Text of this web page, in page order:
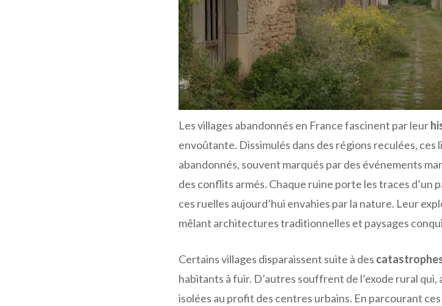
Les villages abandonnés en France fascinent par leur
envoûtante. Dissimulés dans des régions reculées,
abandonnés, souvent marqués par des événements
des conflits armés. Chaque ruine porte les traces d’un
ces ruelles aujourd’hui envahies par la nature. Leur
mêlant architectures traditionnelles et paysages
Certains villages disparaissent suite à des
habitants à fuir. D’autres souffrent de l’exode rural qui,
isolées au profit des centres urbains. En parcourant